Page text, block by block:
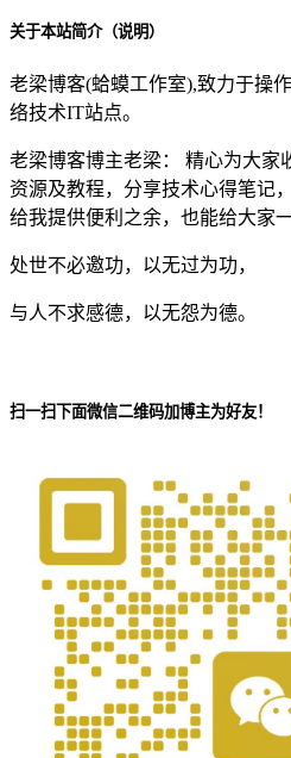
关于本站简介（说明）
老梁博客(蛤蟆工作室),致力于操
络技术IT站点。
老梁博客博主老梁： 精心为大家
资源及教程，分享技术心得笔记
给我提供便利之余，也能给大家
处世不必邀功，以无过为功，
与人不求感德，以无怨为德。
扫一扫下面微信二维码加博主为好友！